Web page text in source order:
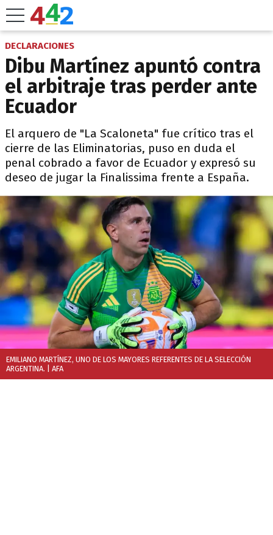
DECLARACIONES
Dibu Martínez apuntó contra
el arbitraje tras perder ante
Ecuador
El arquero de "La Scaloneta" fue crítico tras el
cierre de las Eliminatorias, puso en duda el
penal cobrado a favor de Ecuador y expresó su
deseo de jugar la Finalissima frente a España.
EMILIANO MARTÍNEZ, UNO DE LOS MAYORES REFERENTES DE LA SELECCIÓN
ARGENTINA. | AFA